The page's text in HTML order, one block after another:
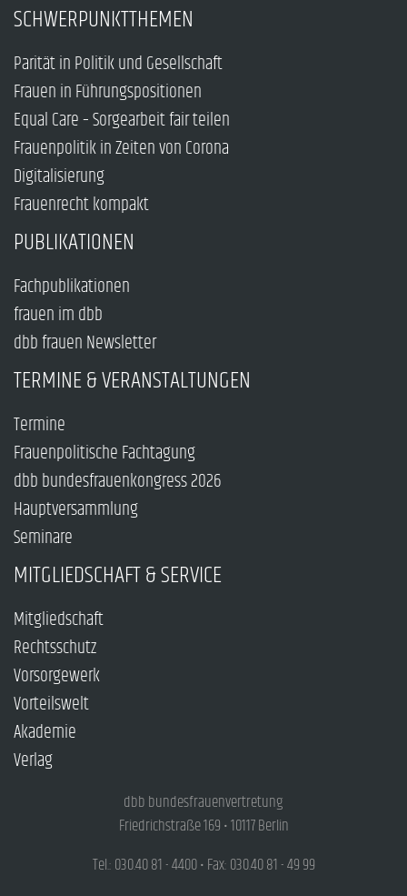
SCHWERPUNKTTHEMEN
Parität in Politik und Gesellschaft
Frauen in Führungspositionen
Equal Care – Sorgearbeit fair teilen
Frauenpolitik in Zeiten von Corona
Digitalisierung
Frauenrecht kompakt
PUBLIKATIONEN
Fachpublikationen
frauen im dbb
dbb frauen Newsletter
TERMINE & VERANSTALTUNGEN
Termine
Frauenpolitische Fachtagung
dbb bundesfrauenkongress 2026
Hauptversammlung
Seminare
MITGLIEDSCHAFT & SERVICE
Mitgliedschaft
Rechtsschutz
Vorsorgewerk
Vorteilswelt
Akademie
Verlag
dbb bundesfrauenvertretung
Friedrichstraße 169 • 10117 Berlin
Tel.: 030.40 81 - 4400 • Fax: 030.40 81 - 49 99